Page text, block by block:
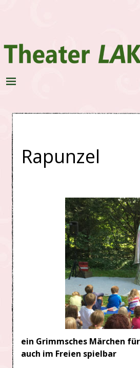
Rapunzel
ein Grimmsches Märchen
auch im Freien spielbar